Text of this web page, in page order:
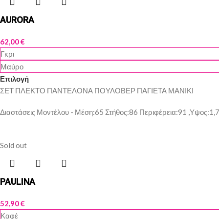
AURORA
62,00€
Γκρι
Μαύρο
Επιλογή
ΣΕΤ ΠΛΕΚΤΟ ΠΑΝΤΕΛΟΝΑ ΠΟΥΛΟΒΕΡ ΠΑΓΙΕΤΑ ΜΑΝΙΚΙ
Διαστάσεις Μοντέλου - Μέση:65 Στήθος:86 Περιφέρεια:91
Sold out
PAULINA
52,90€
Καφέ